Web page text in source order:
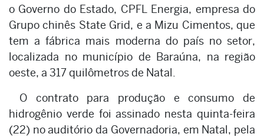
o Governo do Estado, CPFL Energia, empresa do
Grupo chinês State Grid, e a Mizu Cimentos, que
tem a fábrica mais moderna do país no setor,
localizada no município de Baraúna, na região
oeste, a 317 quilômetros de Natal.
O contrato para produção e consumo de
hidrogênio verde foi assinado nesta quinta-feira
(22) no auditório da Governadoria, em Natal, pela